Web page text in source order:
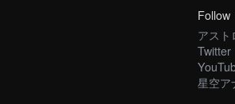
Follow
アスト
Twitter
星空ア